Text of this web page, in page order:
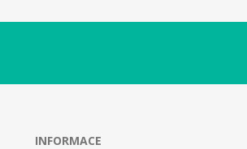
INFORMACE